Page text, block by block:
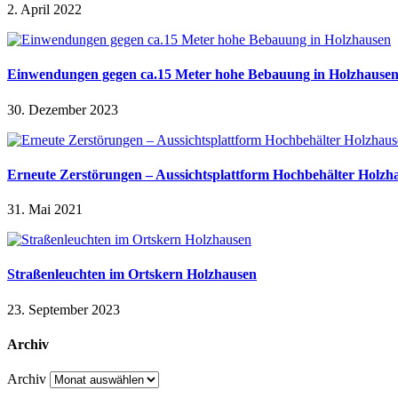
2. April 2022
Einwendungen gegen ca.15 Meter hohe Bebauung in Holzhausen
30. Dezember 2023
Erneute Zerstörungen – Aussichtsplattform Hochbehälter
31. Mai 2021
Straßenleuchten im Ortskern Holzhausen
23. September 2023
Archiv
Archiv